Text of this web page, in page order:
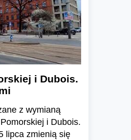
i Dubois.
z wymianą
i Dubois.
lipca zmienią się